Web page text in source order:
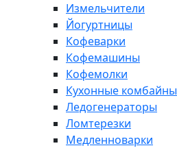
Измельчители
Йогуртницы
Кофеварки
Кофемашины
Кофемолки
Кухонные комбайны
Ледогенераторы
Ломтерезки
Медленноварки